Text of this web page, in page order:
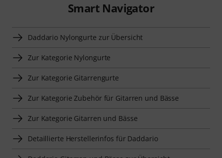
Smart Navigator
Daddario Nylongurte zur Übersicht
Zur Kategorie Nylongurte
Zur Kategorie Gitarrengurte
Zur Kategorie Zubehör für Gitarren und Bässe
Zur Kategorie Gitarren und Bässe
Detaillierte Herstellerinfos für Daddario